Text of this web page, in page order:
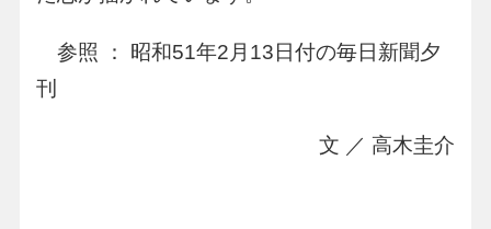
参照 ： 昭和51年2月13日付の毎日新聞夕
刊
文 ／ 高木圭介